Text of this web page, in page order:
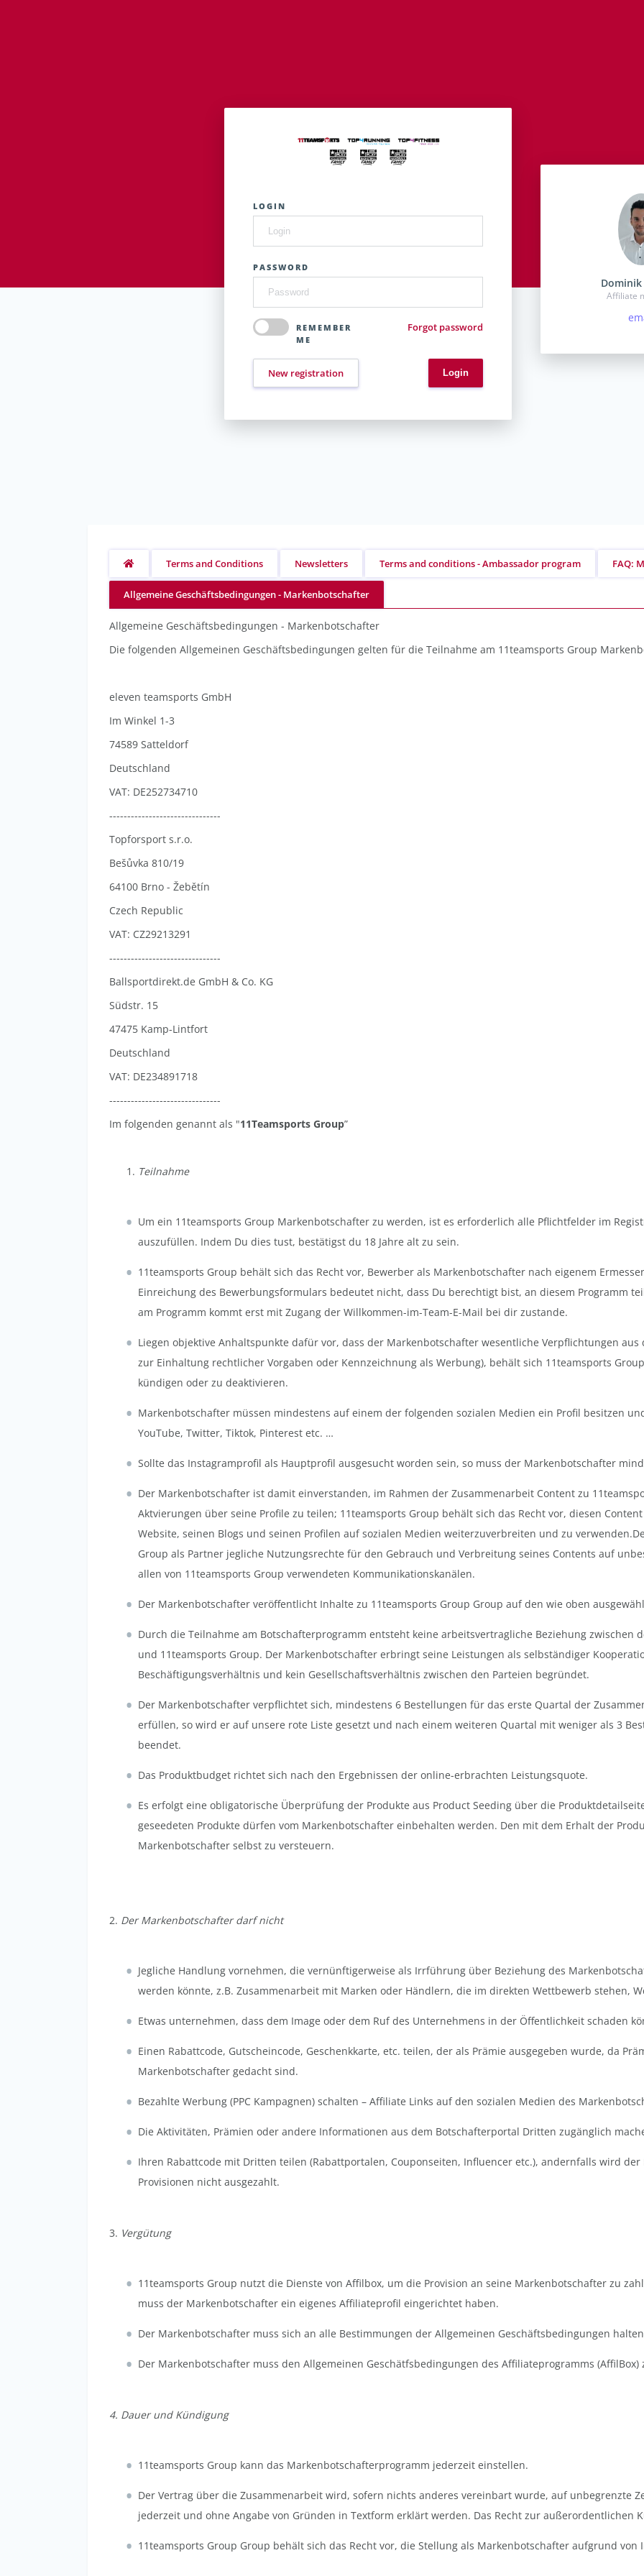
LOGIN
PASSWORD
REMEMBER
ME
Forgot password
New registration
Dominik
Affiliate
Terms and Conditions Newsletters Terms and conditions - Ambassador program FAQ:
Allgemeine Geschäftsbedingungen - Markenbotschafter
Allgemeine Geschäftsbedingungen - Markenbotschafter
Die folgenden Allgemeinen Geschäftsbedingungen gelten für die Teilnahme am 11teamsports Group
eleven teamsports GmbH
Im Winkel 1-3
74589 Satteldorf
Deutschland
VAT: DE252734710
-------------------------------
Topforsport s.r.o.
Bešůvka 810/19
64100 Brno - Žebětín
Czech Republic
VAT: CZ29213291
-------------------------------
Ballsportdirekt.de GmbH & Co. KG
Südstr. 15
47475 Kamp-Lintfort
Deutschland
VAT: DE234891718
-------------------------------
Im folgenden genannt als "11Teamsports Group”
Teilnahme
Um ein 11teamsports Group Markenbotschafter zu werden, ist es erforderlich alle Pflichtfelder im
auszufüllen. Indem Du dies tust, bestätigst du 18 Jahre alt zu sein.
11teamsports Group behält sich das Recht vor, Bewerber als Markenbotschafter nach eigenem
Einreichung des Bewerbungsformulars bedeutet nicht, dass Du berechtigt bist, an diesem Programm
am Programm kommt erst mit Zugang der Willkommen-im-Team-E-Mail bei dir zustande.
Liegen objektive Anhaltspunkte dafür vor, dass der Markenbotschafter wesentliche Verpflichtungen
zur Einhaltung rechtlicher Vorgaben oder Kennzeichnung als Werbung), behält sich 11teamsports
kündigen oder zu deaktivieren.
Markenbotschafter müssen mindestens auf einem der folgenden sozialen Medien ein Profil besitzen
YouTube, Twitter, Tiktok, Pinterest etc. …
Sollte das Instagramprofil als Hauptprofil ausgesucht worden sein, so muss der Markenbotschafter
Der Markenbotschafter ist damit einverstanden, im Rahmen der Zusammenarbeit Content zu
Aktvierungen über seine Profile zu teilen; 11teamsports Group behält sich das Recht vor, diesen
Website, seinen Blogs und seinen Profilen auf sozialen Medien weiterzuverbreiten und zu
Group als Partner jegliche Nutzungsrechte für den Gebrauch und Verbreitung seines Contents auf
allen von 11teamsports Group verwendeten Kommunikationskanälen.
Der Markenbotschafter veröffentlicht Inhalte zu 11teamsports Group Group auf den wie oben
Durch die Teilnahme am Botschafterprogramm entsteht keine arbeitsvertragliche Beziehung zwischen
und 11teamsports Group. Der Markenbotschafter erbringt seine Leistungen als selbständiger
Beschäftigungsverhältnis und kein Gesellschaftsverhältnis zwischen den Parteien begründet.
Der Markenbotschafter verpflichtet sich, mindestens 6 Bestellungen für das erste Quartal der
erfüllen, so wird er auf unsere rote Liste gesetzt und nach einem weiteren Quartal mit weniger als 3
beendet.
Das Produktbudget richtet sich nach den Ergebnissen der online-erbrachten Leistungsquote.
Es erfolgt eine obligatorische Überprüfung der Produkte aus Product Seeding über die
geseedeten Produkte dürfen vom Markenbotschafter einbehalten werden. Den mit dem Erhalt der
Markenbotschafter selbst zu versteuern.
2. Der Markenbotschafter darf nicht
Jegliche Handlung vornehmen, die vernünftigerweise als Irrführung über Beziehung des
werden könnte, z.B. Zusammenarbeit mit Marken oder Händlern, die im direkten Wettbewerb stehen,
Etwas unternehmen, dass dem Image oder dem Ruf des Unternehmens in der Öffentlichkeit schaden
Einen Rabattcode, Gutscheincode, Geschenkkarte, etc. teilen, der als Prämie ausgegeben wurde, da
Markenbotschafter gedacht sind.
Bezahlte Werbung (PPC Kampagnen) schalten – Affiliate Links auf den sozialen Medien des
Die Aktivitäten, Prämien oder andere Informationen aus dem Botschafterportal Dritten zugänglich
Ihren Rabattcode mit Dritten teilen (Rabattportalen, Couponseiten, Influencer etc.), andernfalls wird
Provisionen nicht ausgezahlt.
3. Vergütung
11teamsports Group nutzt die Dienste von Affilbox, um die Provision an seine Markenbotschafter zu
muss der Markenbotschafter ein eigenes Affiliateprofil eingerichtet haben.
Der Markenbotschafter muss sich an alle Bestimmungen der Allgemeinen Geschäftsbedingungen
Der Markenbotschafter muss den Allgemeinen Geschätfsbedingungen des Affiliateprogramms (AffilBox)
4. Dauer und Kündigung
11teamsports Group kann das Markenbotschafterprogramm jederzeit einstellen.
Der Vertrag über die Zusammenarbeit wird, sofern nichts anderes vereinbart wurde, auf unbegrenzte
jederzeit und ohne Angabe von Gründen in Textform erklärt werden. Das Recht zur außerordentlichen
11teamsports Group Group behält sich das Recht vor, die Stellung als Markenbotschafter aufgrund von